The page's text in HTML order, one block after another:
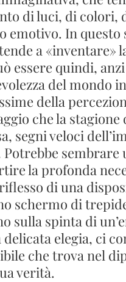
di luci, di colori,
emotivo. In questo
a «inventare»
essere quindi,
del mondo
della
che la stagione
segni veloci
Potrebbe
la profonda
di una
schermo di
sulla spinta di
elegia, ci
che trova nel
verità.